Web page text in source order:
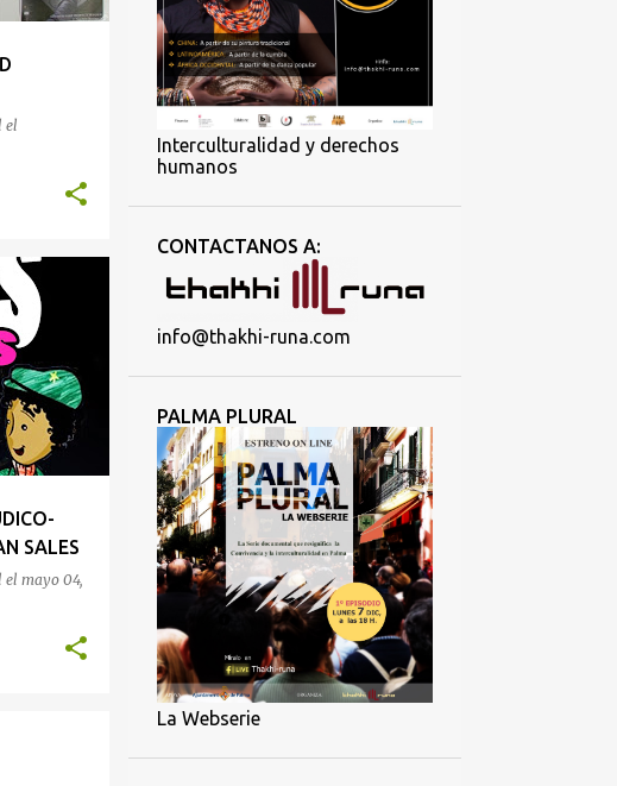
el
SALES
el mayo 04,
Interculturalidad y derechos
humanos
CONTACTANOS A:
info@thakhi-runa.com
PALMA PLURAL
La Webserie